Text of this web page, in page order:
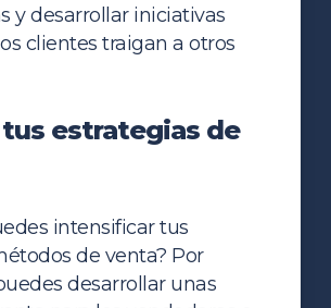
y desarrollar iniciativas
clientes traigan a otros
tus estrategias de
intensificar tus
de venta? Por
desarrollar unas